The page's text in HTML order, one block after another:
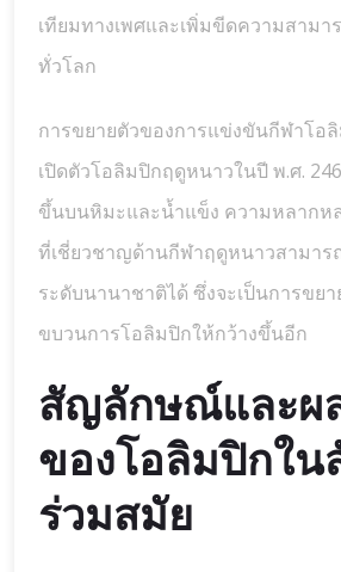
เทียมทางเพศและเพิ่มขีดความสาม
ทั่วโลก
การขยายตัวของการแข่งขันกีฬาโอ
เปิดตัวโอลิมปิกฤดูหนาวในปี พ.ศ.
ขึ้นบนหิมะและน้ำแข็ง ความหลากห
ที่เชี่ยวชาญด้านกีฬาฤดูหนาวสามาร
ระดับนานาชาติได้ ซึ่งจะเป็นการขย
ขบวนการโอลิมปิกให้กว้างขึ้นอีก
สัญลักษณ์และผ
ของโอลิมปิกใน
ร่วมสมัย